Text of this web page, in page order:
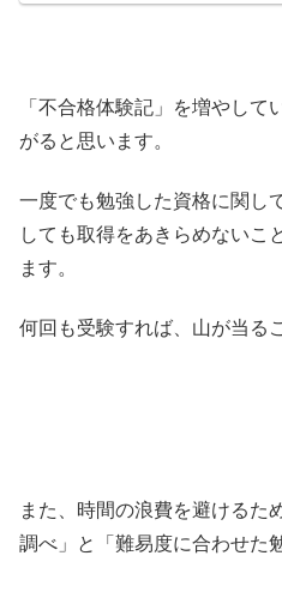
「不合格体験記」を増やし
がると思います。
一度でも勉強した資格に関し
しても取得をあきらめないこ
ます。
何回も受験すれば、山が当る
また、時間の浪費を避けるた
調べ」と「難易度に合わせた